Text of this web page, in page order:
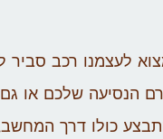
לעצמנו רכב סביר
הנסיעה שלכם או
כולו דרך